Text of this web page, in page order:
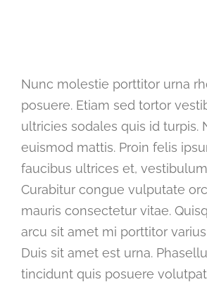
Kinderdagverblijf Alkmaar
Visie & Beleid
Contact
Rondleiding
Nunc molestie porttitor urna
posuere. Etiam sed tortor
ultricies sodales quis id turpis.
euismod mattis. Proin felis
faucibus ultrices et,
Curabitur congue vulputate
mauris consectetur vitae.
arcu sit amet mi porttitor
Duis sit amet est urna.
tincidunt quis posuere